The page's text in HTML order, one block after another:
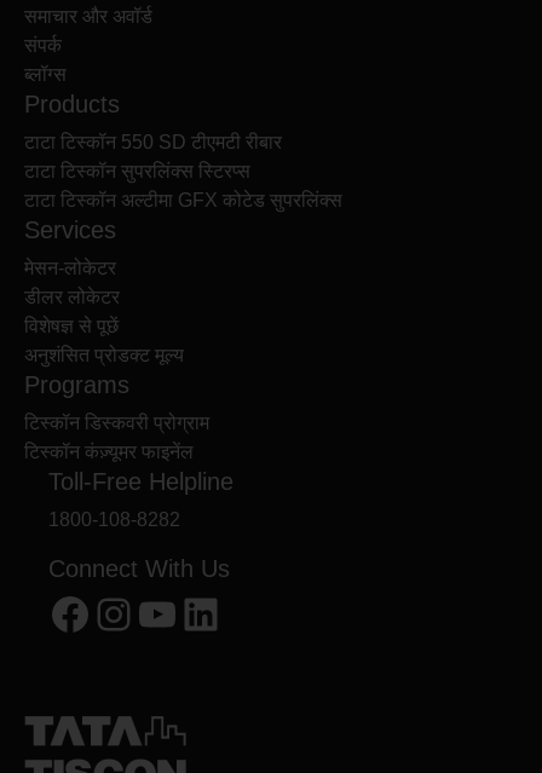
समाचार और अवॉर्ड
संपर्क
ब्लॉग्स
Products
टाटा टिस्कॉन 550 SD टीएमटी रीबार
टाटा टिस्कॉन सुपरलिंक्स स्टिरप्स
टाटा टिस्कॉन अल्टीमा GFX कोटेड सुपरलिंक्स
Services
मेसन-लोकेटर
डीलर लोकेटर
विशेषज्ञ से पूछें
अनुशंसित प्रोडक्ट मूल्य
Programs
टिस्कॉन डिस्कवरी प्रोग्राम
टिस्कॉन कंज़्यूमर फाइनेंल
Toll-Free Helpline
1800-108-8282
Connect With Us
Facebook Instagram YouTube LinkedIn